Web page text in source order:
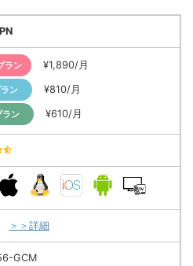
ラン ¥1,890/月
ン ¥810/月
ラン ¥610/月
＞＞詳細
GCM